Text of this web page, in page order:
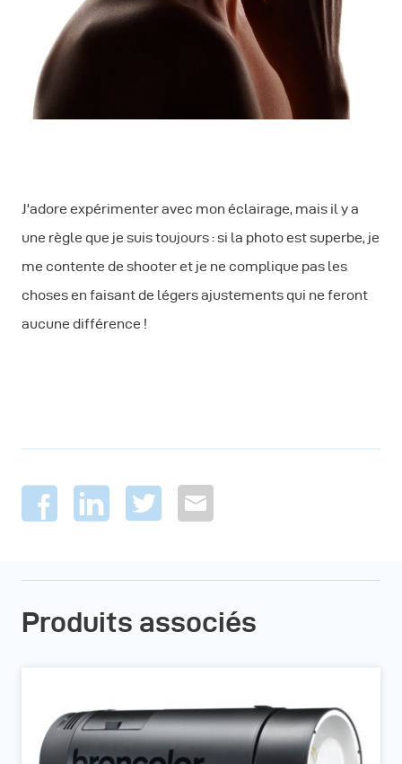
J'adore expérimenter avec mon éclairage, mais il y a
une règle que je suis toujours : si la photo est superbe, je
me contente de shooter et je ne complique pas les
choses en faisant de légers ajustements qui ne feront
aucune différence !
Produits associés